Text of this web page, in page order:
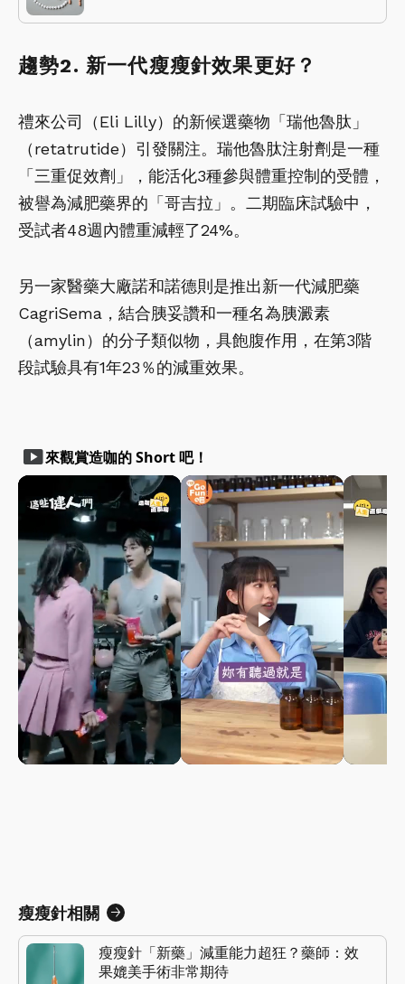
趨勢2. 新一代瘦瘦針效果更好？
禮來公司（Eli Lilly）的新候選藥物「瑞他魯肽」
（retatrutide）引發關注。瑞他魯肽注射劑是一種
「三重促效劑」，能活化3種參與體重控制的受體，
被譽為減肥藥界的「哥吉拉」。二期臨床試驗中，
受試者48週內體重減輕了24%。
另一家醫藥大廠諾和諾德則是推出新一代減肥藥
CagriSema，結合胰妥讚和一種名為胰澱素
（amylin）的分子類似物，具飽腹作用，在第3階
段試驗具有1年23％的減重效果。
smart_display來觀賞造咖的 Short 吧！
play_arrow play_arrow
瘦瘦針相關
瘦瘦針「新藥」減重能力超狂？藥師：效
果媲美手術非常期待